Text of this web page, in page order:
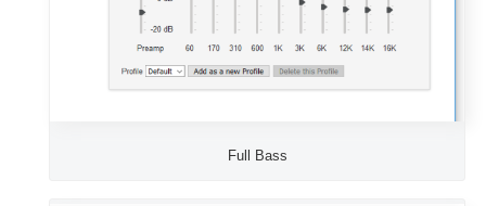
Full Bass